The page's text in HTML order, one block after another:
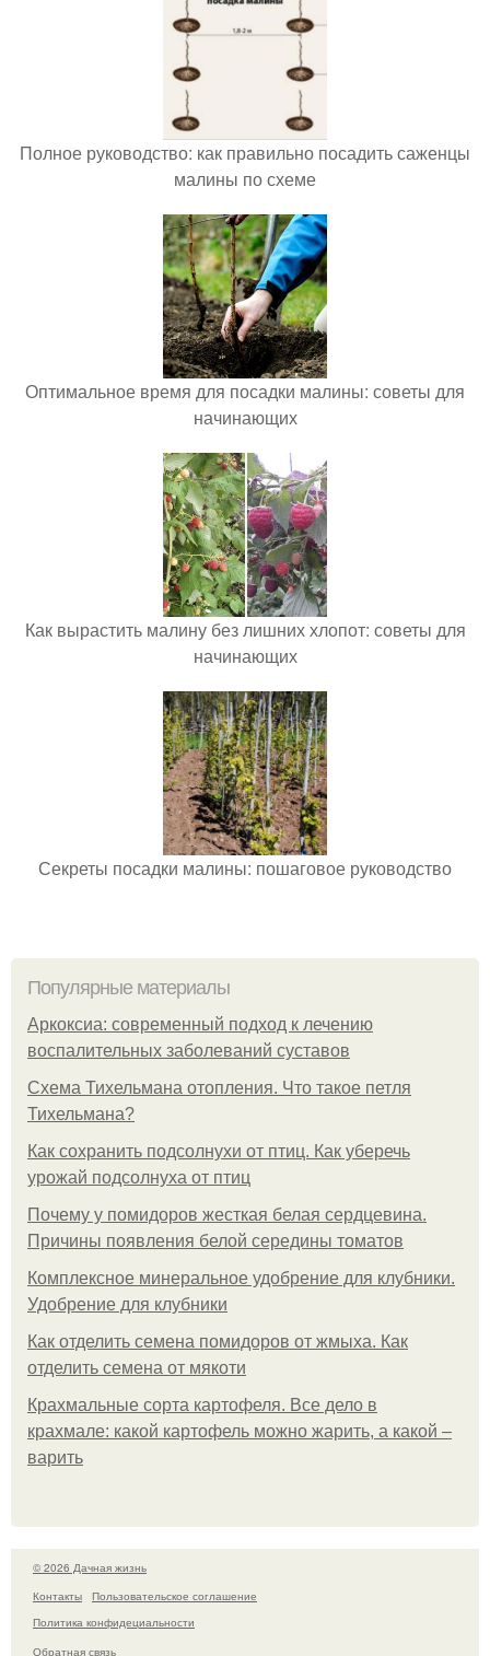
Полное руководство: как правильно посадить саженцы
малины по схеме
Оптимальное время для посадки малины: советы для
начинающих
Как вырастить малину без лишних хлопот: советы для
начинающих
Секреты посадки малины: пошаговое руководство
Популярные материалы
Аркоксиа: современный подход к лечению
воспалительных заболеваний суставов
Схема Тихельмана отопления. Что такое петля
Тихельмана?
Как сохранить подсолнухи от птиц. Как уберечь
урожай подсолнуха от птиц
Почему у помидоров жесткая белая сердцевина.
Причины появления белой середины томатов
Комплексное минеральное удобрение для клубники.
Удобрение для клубники
Как отделить семена помидоров от жмыха. Как
отделить семена от мякоти
Крахмальные сорта картофеля. Все дело в
крахмале: какой картофель можно жарить, а какой –
варить
© 2026 Дачная жизнь
Контакты
Пользовательское соглашение
Политика конфидециальности
Обратная связь